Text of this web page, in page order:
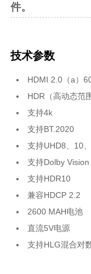
件。
技术参数
HDMI 2.0（a）
HDR（高动态范
支持4k
支持BT.2020
支持UHD8、10
支持Dolby Vision
支持HDR10
兼容HDCP 2.2
2600 MAH电池
直流5V电源
支持HLG混合对